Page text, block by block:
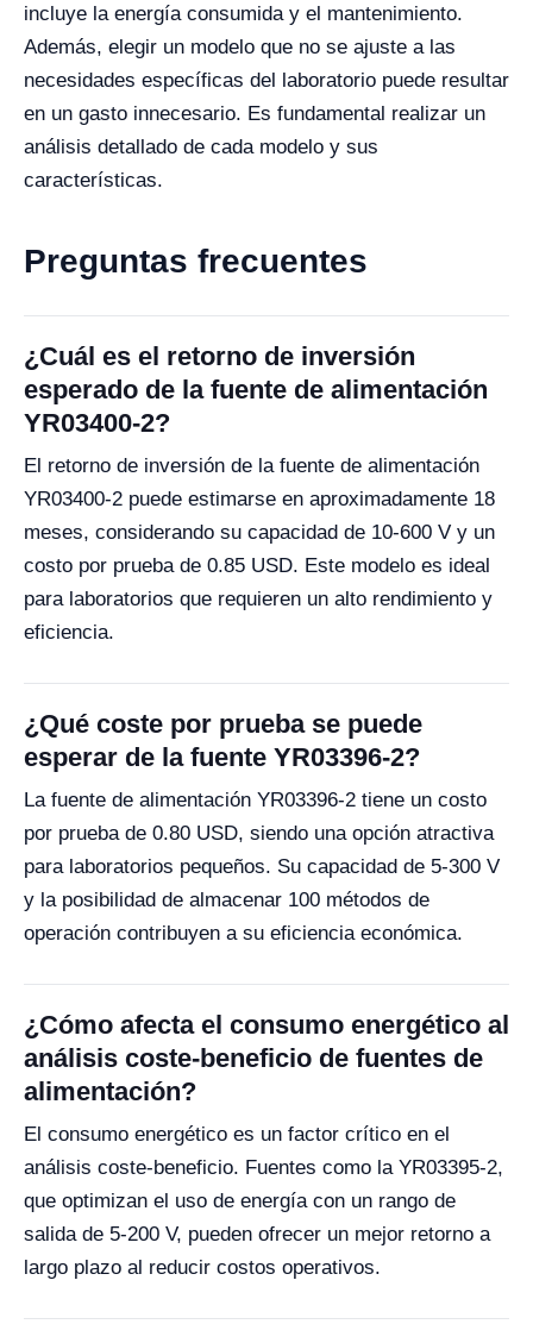
incluye la energía consumida y el mantenimiento.
Además, elegir un modelo que no se ajuste a las
necesidades específicas del laboratorio puede resultar
en un gasto innecesario. Es fundamental realizar un
análisis detallado de cada modelo y sus
características.
Preguntas frecuentes
¿Cuál es el retorno de inversión
esperado de la fuente de alimentación
YR03400-2?
El retorno de inversión de la fuente de alimentación
YR03400-2 puede estimarse en aproximadamente 18
meses, considerando su capacidad de 10-600 V y un
costo por prueba de 0.85 USD. Este modelo es ideal
para laboratorios que requieren un alto rendimiento y
eficiencia.
¿Qué coste por prueba se puede
esperar de la fuente YR03396-2?
La fuente de alimentación YR03396-2 tiene un costo
por prueba de 0.80 USD, siendo una opción atractiva
para laboratorios pequeños. Su capacidad de 5-300 V
y la posibilidad de almacenar 100 métodos de
operación contribuyen a su eficiencia económica.
¿Cómo afecta el consumo energético al
análisis coste-beneficio de fuentes de
alimentación?
El consumo energético es un factor crítico en el
análisis coste-beneficio. Fuentes como la YR03395-2,
que optimizan el uso de energía con un rango de
salida de 5-200 V, pueden ofrecer un mejor retorno a
largo plazo al reducir costos operativos.